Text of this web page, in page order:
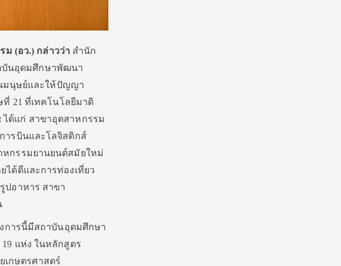
ม (อว.) กล่าวว่า สำนัก
บันอุดมศึกษาพัฒนา
นมนุษย์และให้ปัญญา
21 ที่เทคโนโลยีมาดิ
ได้แก่ สาขาอุตสาหกรรม
ารบินและโลจิสติกส์
หกรรมยานยนต์สมัยใหม่
ได้ดีและการท่องเที่ยว
ปอาหาร สาขา
การนี้มีสถาบันอุดมศึกษา
แห่ง ในหลักสูตร
เกษตรศาสตร์